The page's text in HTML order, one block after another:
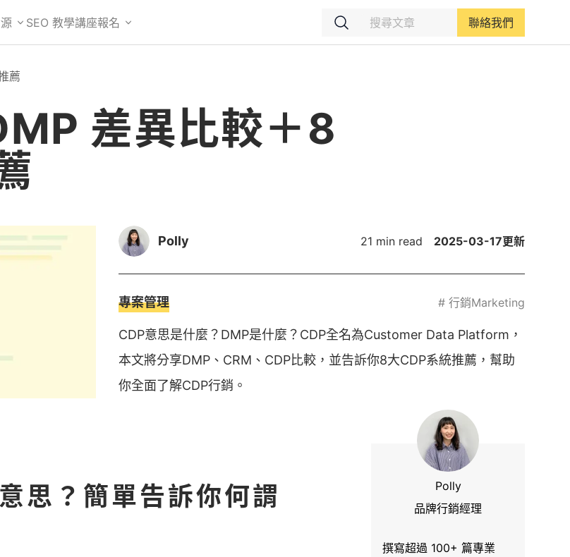
SEO 教學講座報名 聯絡我們
薦
差異比較＋8
Polly 21 min read 2025-03-17更新
專案管理 # 行銷Marketing
CDP意思是什麼？DMP是什麼？CDP全名為Customer Data Platform，
本文將分享DMP、CRM、CDP比較，並告訴你8大CDP系統推薦，幫助
你全面了解CDP行銷。
思？簡單告訴你何謂
Polly
品牌行銷經理
撰寫超過 100+ 篇專業